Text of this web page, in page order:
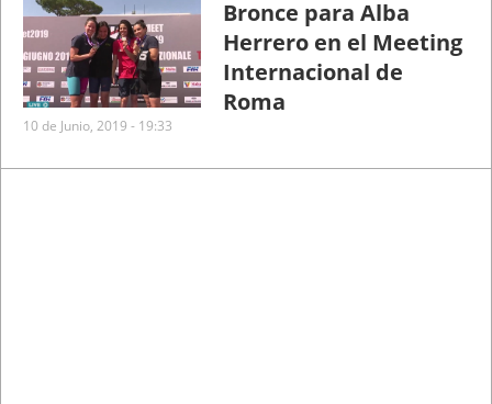
Bronce para Alba
Herrero en el Meeting
Internacional de
Roma
10 de Junio, 2019 - 19:33